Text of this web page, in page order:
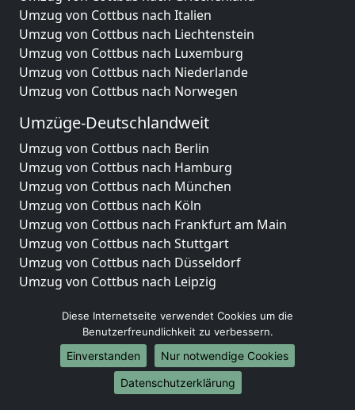
Umzug von Cottbus nach Italien
Umzug von Cottbus nach Liechtenstein
Umzug von Cottbus nach Luxemburg
Umzug von Cottbus nach Niederlande
Umzug von Cottbus nach Norwegen
Umzüge-Deutschlandweit
Umzug von Cottbus nach Berlin
Umzug von Cottbus nach Hamburg
Umzug von Cottbus nach München
Umzug von Cottbus nach Köln
Umzug von Cottbus nach Frankfurt am Main
Umzug von Cottbus nach Stuttgart
Umzug von Cottbus nach Düsseldorf
Umzug von Cottbus nach Leipzig
Umzug von Cottbus nach Essen
Umzug von Cottbus nach Bremen
Umzug von Cottbus nach Dresden
Umzug von Cottbus nach Hannover
Umzug von Cottbus nach Nürnberg
Diese Internetseite verwendet Cookies um die
Benutzerfreundlichkeit zu verbessern.
Einverstanden
Nur notwendige Cookies
Datenschutzerklärung